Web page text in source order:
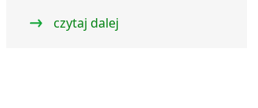
czytaj dalej